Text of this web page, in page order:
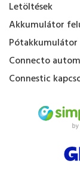
Letöltések
Akkumulátor
Pótakkumulátor
Connecto
Connestic